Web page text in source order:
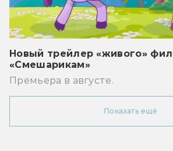
Новый трейлер «живого»
«Смешарикам»
Премьера в августе.
Показать ещё